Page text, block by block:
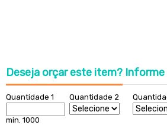
Deseja orçar este item? Informe
Quantidade 1
min. 1000
Quantidade 2